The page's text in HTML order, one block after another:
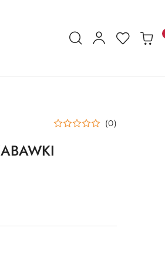
(0)